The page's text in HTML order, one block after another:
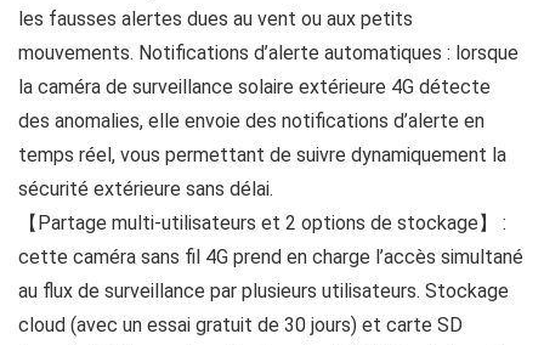
les fausses alertes dues au vent ou aux petits
mouvements. Notifications d’alerte automatiques : lorsque
la caméra de surveillance solaire extérieure 4G détecte
des anomalies, elle envoie des notifications d’alerte en
temps réel, vous permettant de suivre dynamiquement la
sécurité extérieure sans délai.
【Partage multi-utilisateurs et 2 options de stockage】 :
cette caméra sans fil 4G prend en charge l’accès simultané
au flux de surveillance par plusieurs utilisateurs. Stockage
cloud (avec un essai gratuit de 30 jours) et carte SD